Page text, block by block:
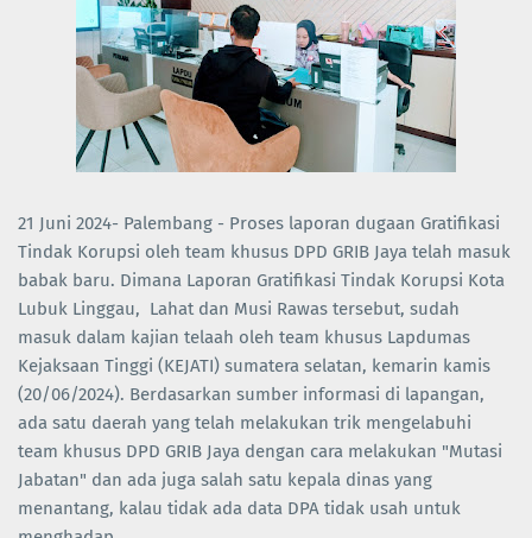
21 Juni 2024- Palembang - Proses laporan dugaan Gratifikasi
Tindak Korupsi oleh team khusus DPD GRIB Jaya telah masuk
babak baru. Dimana Laporan Gratifikasi Tindak Korupsi Kota
Lubuk Linggau, Lahat dan Musi Rawas tersebut, sudah
masuk dalam kajian telaah oleh team khusus Lapdumas
Kejaksaan Tinggi (KEJATI) sumatera selatan, kemarin kamis
(20/06/2024). Berdasarkan sumber informasi di lapangan,
ada satu daerah yang telah melakukan trik mengelabuhi
team khusus DPD GRIB Jaya dengan cara melakukan "Mutasi
Jabatan" dan ada juga salah satu kepala dinas yang
menantang, kalau tidak ada data DPA tidak usah untuk